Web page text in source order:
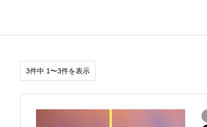
3件中 1〜3件を表示